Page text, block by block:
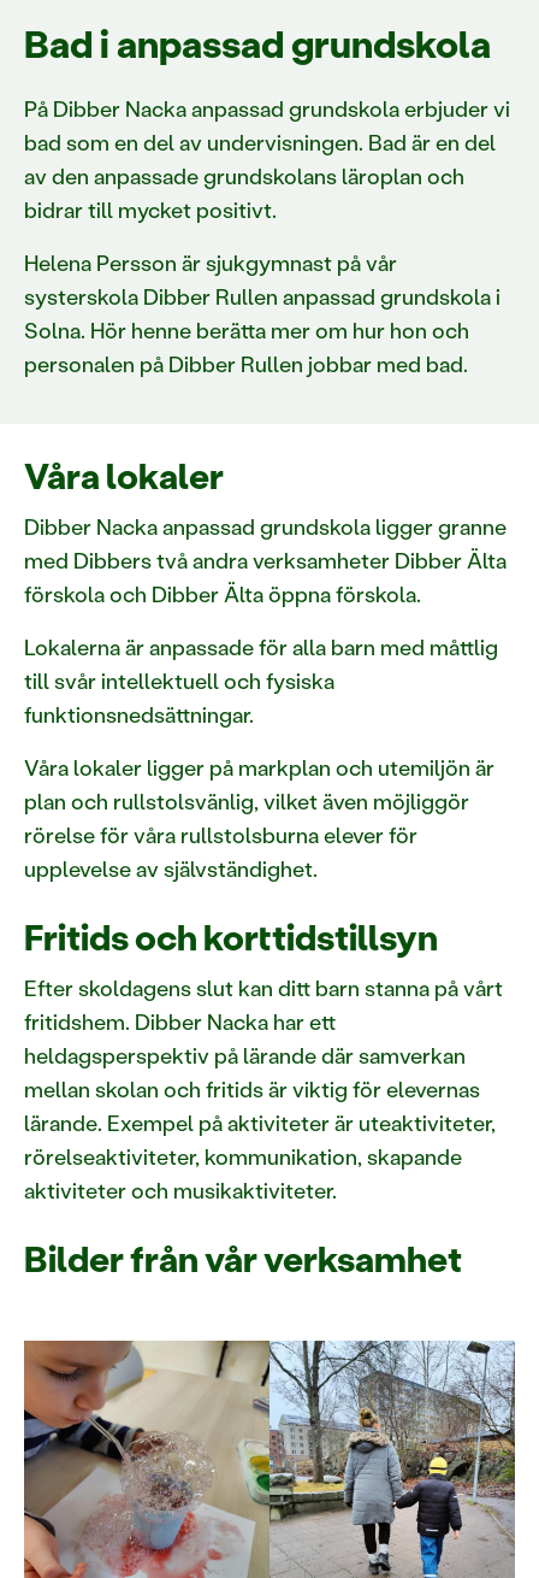
Bad i anpassad grundskola
På Dibber Nacka anpassad grundskola erbjuder vi
bad som en del av undervisningen. Bad är en del
av den anpassade grundskolans läroplan och
bidrar till mycket positivt.
Helena Persson är sjukgymnast på vår
systerskola Dibber Rullen anpassad grundskola i
Solna. Hör henne berätta mer om hur hon och
personalen på Dibber Rullen jobbar med bad.
Våra lokaler
Dibber Nacka anpassad grundskola ligger granne
med Dibbers två andra verksamheter Dibber Älta
förskola och Dibber Älta öppna förskola.
Lokalerna är anpassade för alla barn med måttlig
till svår intellektuell och fysiska
funktionsnedsättningar.
Våra lokaler ligger på markplan och utemiljön är
plan och rullstolsvänlig, vilket även möjliggör
rörelse för våra rullstolsburna elever för
upplevelse av självständighet.
Fritids och korttidstillsyn
Efter skoldagens slut kan ditt barn stanna på vårt
fritidshem. Dibber Nacka har ett
heldagsperspektiv på lärande där samverkan
mellan skolan och fritids är viktig för elevernas
lärande. Exempel på aktiviteter är uteaktiviteter,
rörelseaktiviteter, kommunikation, skapande
aktiviteter och musikaktiviteter.
Bilder från vår verksamhet